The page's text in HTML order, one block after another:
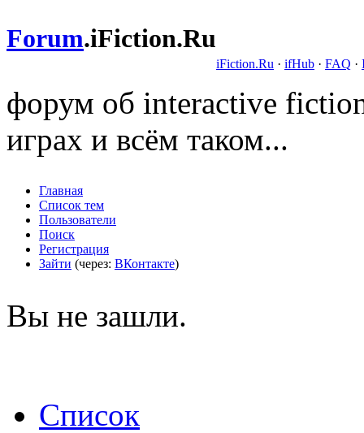
Forum.iFiction.Ru
iFiction.Ru · ifHub · FAQ ·
форум об interactive
играх и всём таком...
Главная
Список тем
Пользователи
Поиск
Регистрация
Зайти (через: ВКонтакте)
Вы не зашли.
Список